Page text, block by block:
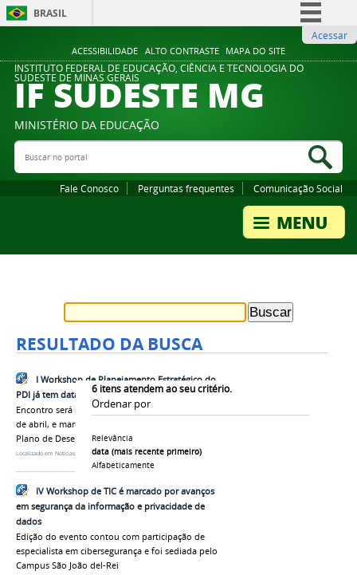
ACESSIBILIDADE ALTO CONTRASTE MAPA DO SITE
BRASIL
Comunica BR
Participe
Legislação
Acessar
INSTITUTO FEDERAL DE EDUCAÇÃO, CIÊNCIA E TECNOLOGIA DO
SUDESTE DE MINAS GERAIS
IF SUDESTE MG
MINISTÉRIO DA EDUCAÇÃO
Buscar no portal
Fale Conosco Perguntas frequentes Comunicação Social
RESULTADO DA BUSCA
6itens atendem ao seu critério.
Ordenar por
Relevância
data (mais recente primeiro)
Alfabeticamente
I Workshop de Planejamento Estratégico do
PDI já tem data marcada
Encontro será no Campus Juiz de Fora, entre 6 e 8
de abril, e marca nova etapa de construção do
Plano de Desenvolvimento Institucional
Localizado em Notícias 2026 /3
IV Workshop de TIC é marcado por avanços
em segurança da informação e privacidade de
dados
Edição do evento contou com participação de
especialista em cibersegurança e foi sediada pelo
Campus São João del-Rei